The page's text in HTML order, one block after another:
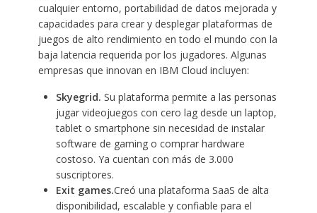
cualquier entorno, portabilidad de datos mejorada y
capacidades para crear y desplegar plataformas de
juegos de alto rendimiento en todo el mundo con la
baja latencia requerida por los jugadores. Algunas
empresas que innovan en IBM Cloud incluyen:
Skyegrid. Su plataforma permite a las personas
jugar videojuegos con cero lag desde un laptop,
tablet o smartphone sin necesidad de instalar
software de gaming o comprar hardware
costoso. Ya cuentan con más de 3.000
suscriptores.
Exit games.Creó una plataforma SaaS de alta
disponibilidad, escalable y confiable para el